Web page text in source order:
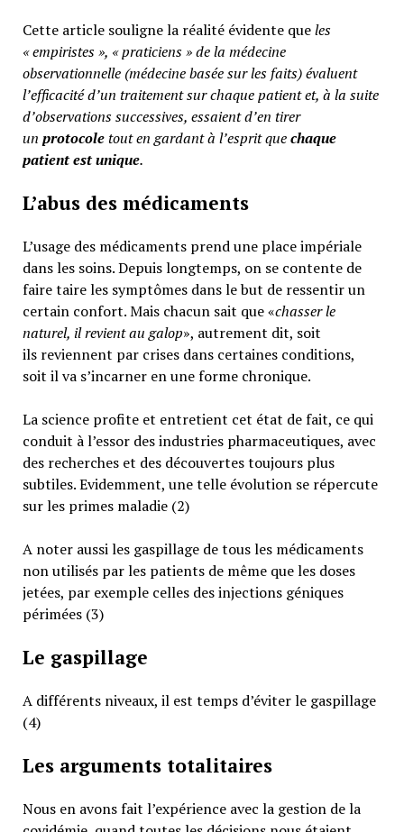
Cette article souligne la réalité évidente queles
« empiristes », « praticiens » de la médecine
observationnelle (médecine basée sur les faits) évaluent
l’efficacité d’un traitement sur chaque patient et, à la suite
d’observations successives, essaient d’en tirer
un protocoletout en gardant à l’esprit quechaque
patient est unique.
L’abus des médicaments
L’usage des médicaments prend une place impériale
dans les soins. Depuis longtemps, on se contente de
faire taire les symptômes dans le but de ressentir un
certain confort. Mais chacun sait que «chasser le
naturel, il revient au galop», autrement dit, soit
ils reviennent par crises dans certaines conditions,
soit il va s’incarner en une forme chronique.
La science profite et entretient cet état de fait, ce qui
conduit à l’essor des industries pharmaceutiques, avec
des recherches et des découvertes toujours plus
subtiles. Evidemment, une telle évolution se répercute
sur les primes maladie (2)
A noter aussi les gaspillage de tous les médicaments
non utilisés par les patients de même que les doses
jetées, par exemple celles des injections géniques
périmées (3)
Le gaspillage
A différents niveaux, il est temps d’éviter le gaspillage
(4)
Les arguments totalitaires
Nous en avons fait l’expérience avec la gestion de la